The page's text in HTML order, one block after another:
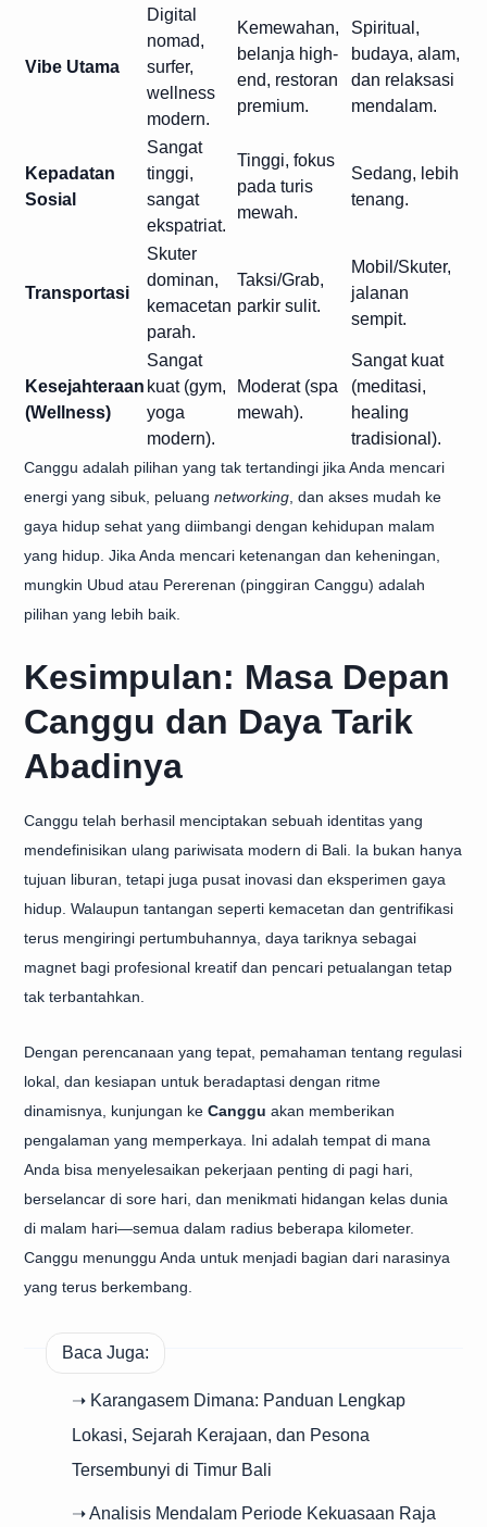
Vibe Utama
Digital
nomad,
surfer,
wellness
modern.
Kemewahan,
belanja high-
end, restoran
premium.
Spiritual,
budaya, alam,
dan relaksasi
mendalam.
Kepadatan
Sosial
Sangat
tinggi,
sangat
ekspatriat.
Tinggi, fokus
pada turis
mewah.
Sedang, lebih
tenang.
Transportasi
Skuter
dominan,
kemacetan
parah.
Taksi/Grab,
parkir sulit.
Mobil/Skuter,
jalanan
sempit.
Kesejahteraan
(Wellness)
Sangat
kuat (gym,
yoga
modern).
Moderat (spa
mewah).
Sangat kuat
(meditasi,
healing
tradisional).
Canggu adalah pilihan yang tak tertandingi jika Anda mencari
energi yang sibuk, peluang networking , dan akses mudah ke
gaya hidup sehat yang diimbangi dengan kehidupan malam
yang hidup. Jika Anda mencari ketenangan dan keheningan,
mungkin Ubud atau Pererenan (pinggiran Canggu) adalah
pilihan yang lebih baik.
Kesimpulan: Masa Depan
Canggu dan Daya Tarik
Abadinya
Canggu telah berhasil menciptakan sebuah identitas yang
mendefinisikan ulang pariwisata modern di Bali. Ia bukan hanya
tujuan liburan, tetapi juga pusat inovasi dan eksperimen gaya
hidup. Walaupun tantangan seperti kemacetan dan gentrifikasi
terus mengiringi pertumbuhannya, daya tariknya sebagai
magnet bagi profesional kreatif dan pencari petualangan tetap
tak terbantahkan.
Dengan perencanaan yang tepat, pemahaman tentang regulasi
lokal, dan kesiapan untuk beradaptasi dengan ritme
dinamisnya, kunjungan ke Canggu akan memberikan
pengalaman yang memperkaya. Ini adalah tempat di mana
Anda bisa menyelesaikan pekerjaan penting di pagi hari,
berselancar di sore hari, dan menikmati hidangan kelas dunia
di malam hari—semua dalam radius beberapa kilometer.
Canggu menunggu Anda untuk menjadi bagian dari narasinya
yang terus berkembang.
Baca Juga:
➝ Karangasem Dimana: Panduan Lengkap
Lokasi, Sejarah Kerajaan, dan Pesona
Tersembunyi di Timur Bali
➝ Analisis Mendalam Periode Kekuasaan Raja